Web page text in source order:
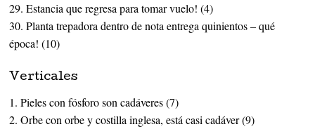
29. Estancia que regresa para tomar vuelo! (4)
30. Planta trepadora dentro de nota entrega quinientos – qué
época! (10)
Verticales
1. Pieles con fósforo son cadáveres (7)
2. Orbe con orbe y costilla inglesa, está casi cadáver (9)